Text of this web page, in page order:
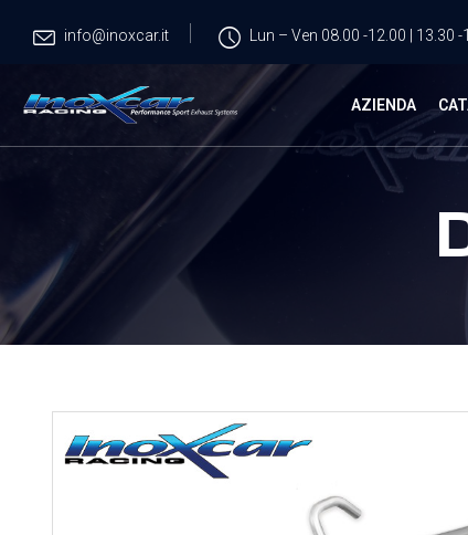
info@inoxcar.it Lun – Ven 08.00 -12.00 | 13.30 -
AZIENDA